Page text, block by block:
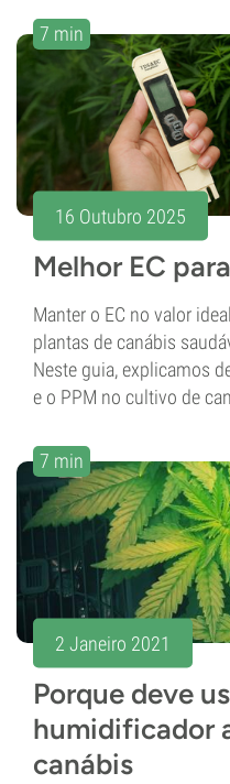
7 min
16 Outubro 2025
Melhor EC
Manter o EC no valor
plantas de canábis
Neste guia, explicamos
e o PPM no cultivo de
7 min
2 Janeiro 2021
Porque deve
humidificador
canábis